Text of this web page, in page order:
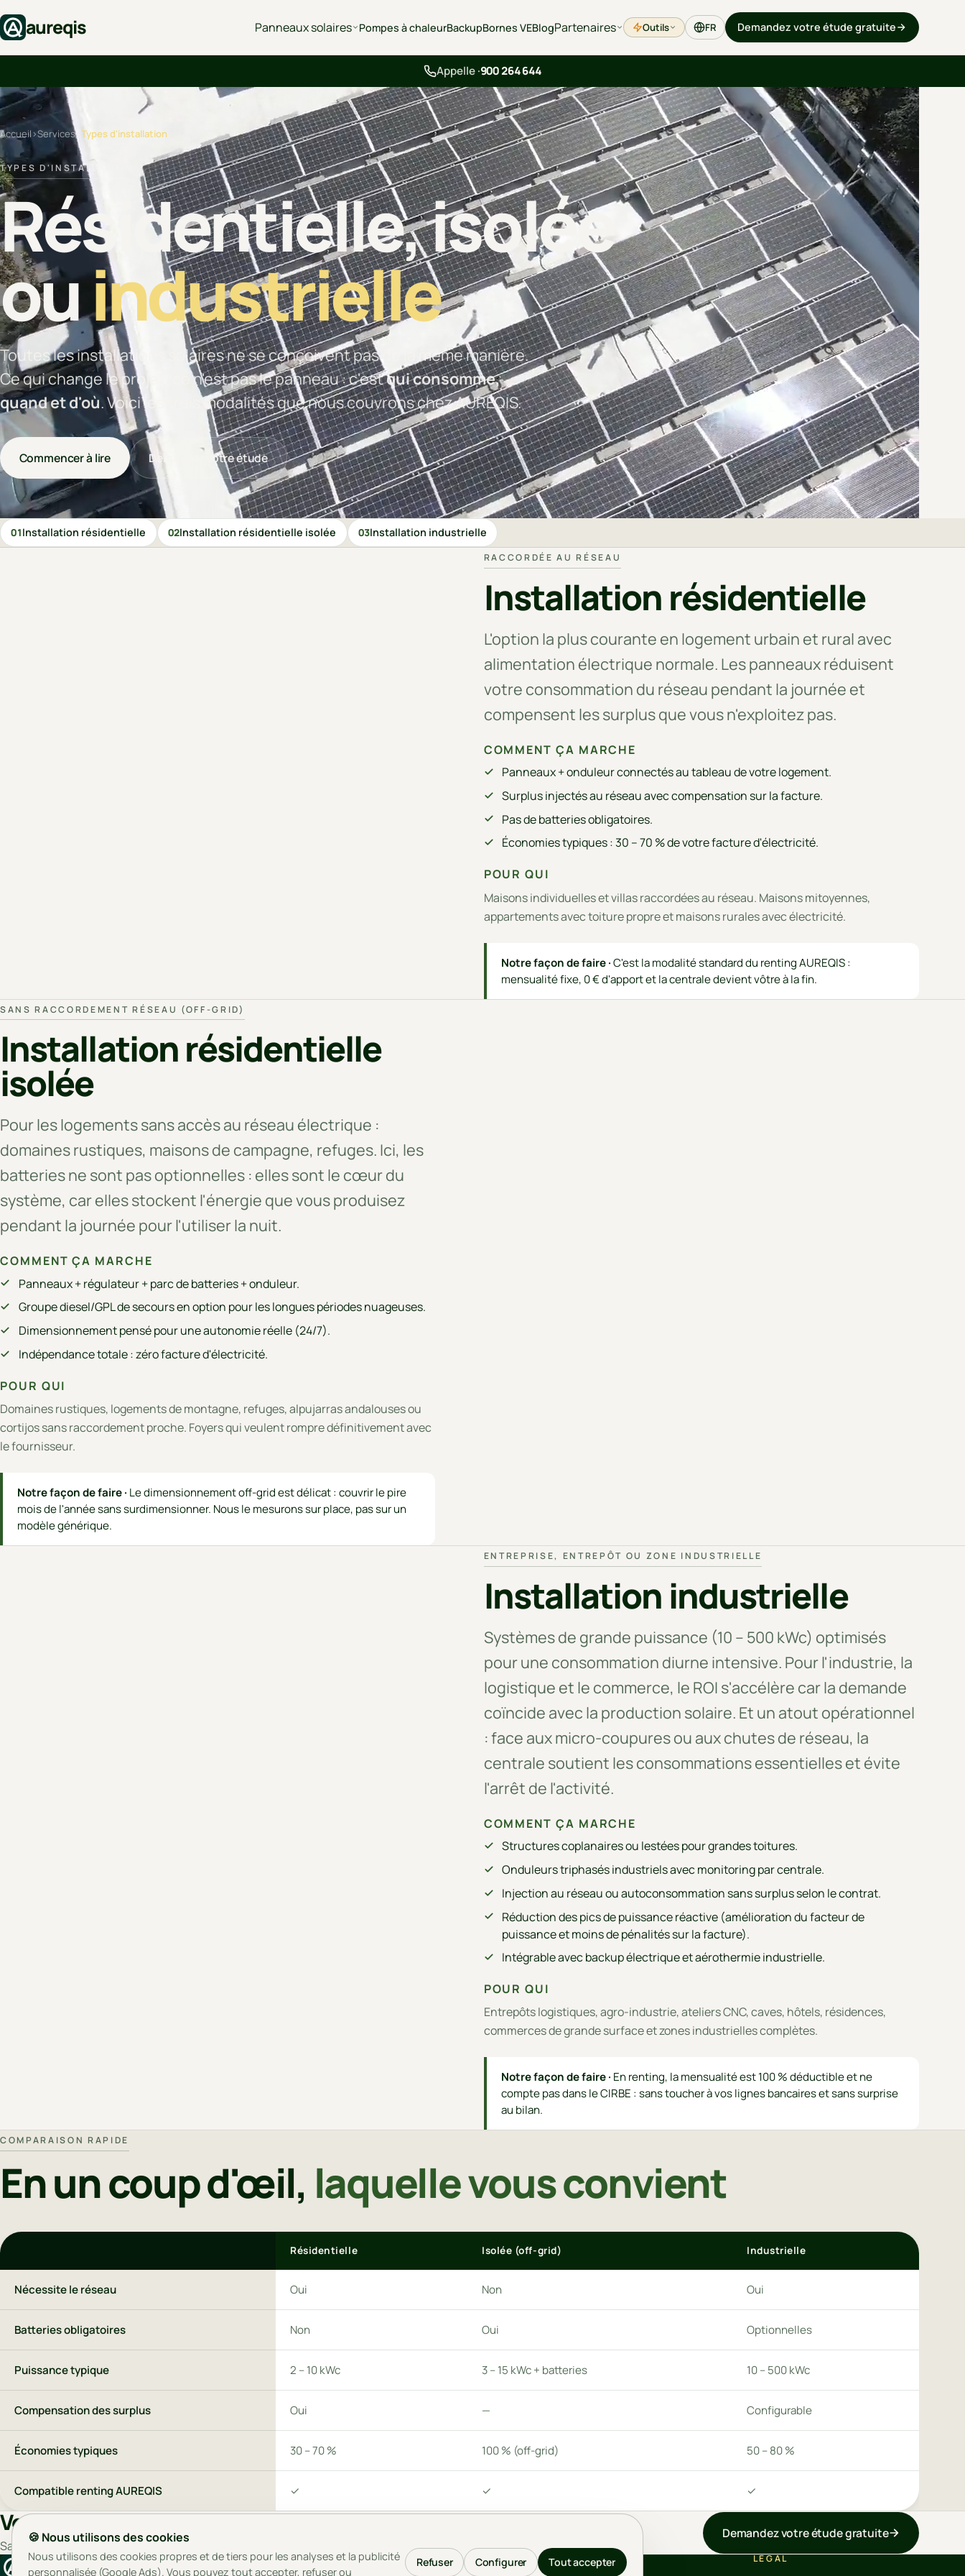
aureqis Panneaux solaires Pompes à chaleurBackupBornes VEBlogPartenaires Outils FR Demandez votre étude gratuite
Appelle ·900 264 644
Accueil›Services› Types d'installation
TYPES D'INSTALLATION
Résidentielle, isolée
ouindustrielle
Toutes les installations solaires ne se conçoivent pas de la même manière.
Ce qui change le projet, ce n'est pas le panneau : c'estqui consomme,
quand et d'où. Voici les trois modalités que nous couvrons chez AUREQIS.
Commencer à lire Demander votre étude
01Installation résidentielle 02Installation résidentielle isolée 03Installation industrielle
RACCORDÉE AU RÉSEAU
Installation résidentielle
L'option la plus courante en logement urbain et rural avec
alimentation électrique normale. Les panneaux réduisent
votre consommation du réseau pendant la journée et
compensent les surplus que vous n'exploitez pas.
COMMENT ÇA MARCHE
Panneaux + onduleur connectés au tableau de votre logement.
Surplus injectés au réseau avec compensation sur la facture.
Pas de batteries obligatoires.
Économies typiques : 30 – 70 % de votre facture d'électricité.
POUR QUI
Maisons individuelles et villas raccordées au réseau. Maisons mitoyennes,
appartements avec toiture propre et maisons rurales avec électricité.
Notre façon de faire ·C'est la modalité standard du renting AUREQIS :
mensualité fixe, 0 € d'apport et la centrale devient vôtre à la fin.
SANS RACCORDEMENT RÉSEAU (OFF-GRID)
Installation résidentielle
isolée
Pour les logements sans accès au réseau électrique :
domaines rustiques, maisons de campagne, refuges. Ici, les
batteries ne sont pas optionnelles : elles sont le cœur du
système, car elles stockent l'énergie que vous produisez
pendant la journée pour l'utiliser la nuit.
COMMENT ÇA MARCHE
Panneaux + régulateur + parc de batteries + onduleur.
Groupe diesel/GPL de secours en option pour les longues périodes nuageuses.
Dimensionnement pensé pour une autonomie réelle (24/7).
Indépendance totale : zéro facture d'électricité.
POUR QUI
Domaines rustiques, logements de montagne, refuges, alpujarras andalouses ou
cortijos sans raccordement proche. Foyers qui veulent rompre définitivement avec
le fournisseur.
Notre façon de faire · Le dimensionnement off-grid est délicat : couvrir le pire
mois de l'année sans surdimensionner. Nous le mesurons sur place, pas sur un
modèle générique.
ENTREPRISE, ENTREPÔT OU ZONE INDUSTRIELLE
Installation industrielle
Systèmes de grande puissance (10 – 500 kWc) optimisés
pour une consommation diurne intensive. Pour l'industrie, la
logistique et le commerce, le ROI s'accélère car la demande
coïncide avec la production solaire. Et un atout opérationnel
: face aux micro-coupures ou aux chutes de réseau, la
centrale soutient les consommations essentielles et évite
l'arrêt de l'activité.
COMMENT ÇA MARCHE
Structures coplanaires ou lestées pour grandes toitures.
Onduleurs triphasés industriels avec monitoring par centrale.
Injection au réseau ou autoconsommation sans surplus selon le contrat.
Réduction des pics de puissance réactive (amélioration du facteur de
puissance et moins de pénalités sur la facture).
Intégrable avec backup électrique et aérothermie industrielle.
POUR QUI
Entrepôts logistiques, agro-industrie, ateliers CNC, caves, hôtels, résidences,
commerces de grande surface et zones industrielles complètes.
Notre façon de faire · En renting, la mensualité est 100 % déductible et ne
compte pas dans le CIRBE : sans toucher à vos lignes bancaires et sans surprise
au bilan.
COMPARAISON RAPIDE
En un coup d'œil, laquelle vous convient
Résidentielle Isolée (off-grid) Industrielle
Nécessite le réseau Oui Non Oui
Batteries obligatoires Non Oui Optionnelles
Puissance typique 2 – 10 kWc 3 – 15 kWc + batteries 10 – 500 kWc
Compensation des surplus Oui — Configurable
Économies typiques 30 – 70 % 100 % (off-grid) 50 – 80 %
Compatible renting AUREQIS ✓ ✓ ✓
Vous ne savez pas dans quel cas vous êtes ?
Sans engagement, nous analysons votre situation et vous disons quel type vous convient le mieux.
Demandez votre étude gratuite
aureqis SERVICES ENTREPRISE LÉGAL
🍪 Nous utilisons des cookies
Nous utilisons des cookies propres et de tiers pour les analyses et la publicité
personnalisée (Google Ads). Vous pouvez tout accepter, refuser ou
Refuser Configurer Tout accepter